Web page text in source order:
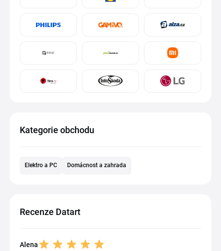
Kategorie obchodu
Elektro a PC Domácnost a zahrada
Recenze Datart
Alena